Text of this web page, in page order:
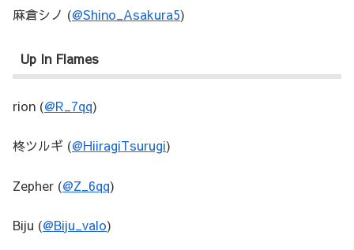
麻倉シノ (@Shino_Asakura5)
Up In Flames
rion (@R_7qq)
柊ツルギ (@HiiragiTsurugi)
Zepher (@Z_6qq)
Biju (@Biju_valo)